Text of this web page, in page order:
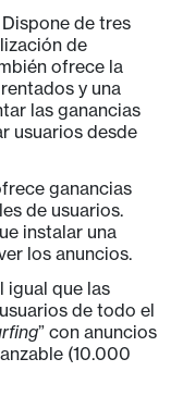
de tres
de
ofrece la
y una
las ganancias
usuarios desde
ganancias
de usuarios.
instalar una
los anuncios.
igual que las
de todo el
” con anuncios
(10.000